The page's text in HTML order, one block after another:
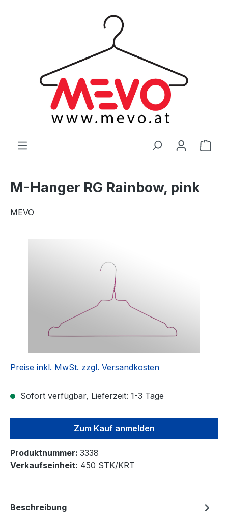
M-Hanger RG Rainbow, pink
MEVO
Preise inkl. MwSt. zzgl. Versandkosten
Sofort verfügbar, Lieferzeit: 1-3 Tage
Zum Kauf anmelden
Produktnummer: 3338
Verkaufseinheit: 450 STK/KRT
Beschreibung